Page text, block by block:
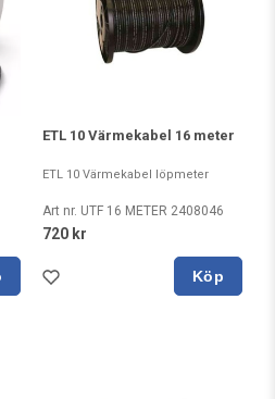
ETL 10 Värmekabel 16 meter
ETL 10 Värmekabel löpmeter
Art nr. UTF 16 METER 2408046
720 kr
Köp